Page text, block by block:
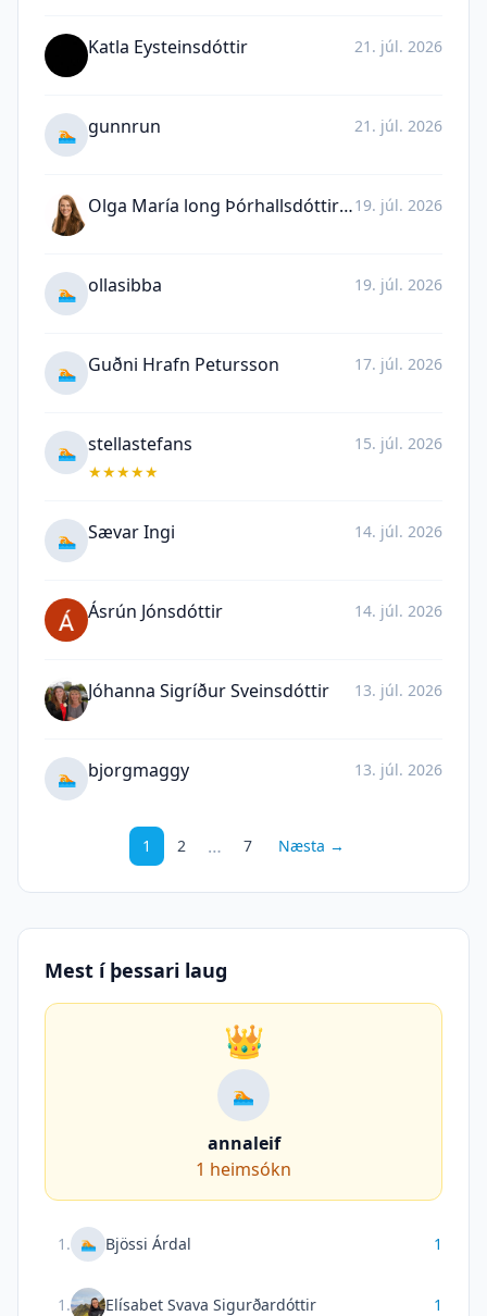
Katla Eysteinsdóttir 21. júl. 2026
🏊 gunnrun 21. júl. 2026
Olga María long Þórhallsdóttir Long19. júl. 2026
🏊 ollasibba 19. júl. 2026
🏊 Guðni Hrafn Petursson 17. júl. 2026
🏊 stellastefans
15. júl. 2026
★★★★★
🏊 Sævar Ingi 14. júl. 2026
Ásrún Jónsdóttir 14. júl. 2026
Jóhanna Sigríður Sveinsdóttir 13. júl. 2026
🏊 bjorgmaggy 13. júl. 2026
1 2 … 7 Næsta →
Mest í þessari laug
👑
🏊
annaleif
1 heimsókn
1 . 🏊 Bjössi Árdal 1
1 . Elísabet Svava Sigurðardóttir 1